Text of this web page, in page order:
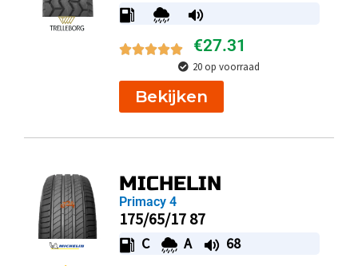
€27.31
20 op voorraad
Bekijken
MICHELIN
Primacy 4
175/65/17 87
C A 68